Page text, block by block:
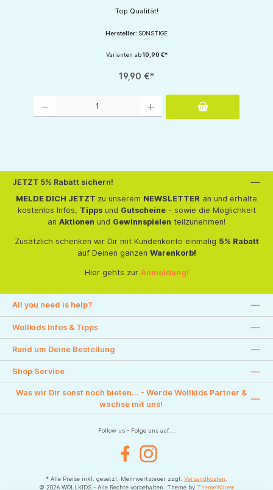
Top Qualität!
Hersteller: SONSTIGE
Varianten ab10,90 €*
19,90 €*
JETZT 5% Rabatt sichern!
MELDE DICH JETZT zu unserem NEWSLETTER an und erhalte
kostenlos Infos, Tippsund Gutscheine- sowie die Möglichkeit
an Aktionen und Gewinnspielen teilzunehmen!
Zusätzlich schenken wir Dir mit Kundenkonto einmalig 5% Rabatt
auf Deinen ganzen Warenkorb!
Hier gehts zur Anmeldung!
All you need is help?
Wollkids Infos & Tipps
Rund um Deine Bestellung
Shop Service
Was wir Dir sonst noch bieten... - Werde Wollkids Partner &
wachse mit uns!
Follow us - Folge uns auf....
FacebookInstagram
* Alle Preise inkl. gesetzl. Mehrwertsteuer zzgl. Versandkosten
© 2026 WOLLKIDS - Alle Rechte vorbehalten. Theme by ThemeWare®